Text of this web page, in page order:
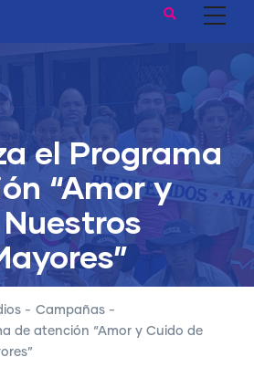
el Programa
“Amor y
- Campañas -
de atención “Amor y Cuido de